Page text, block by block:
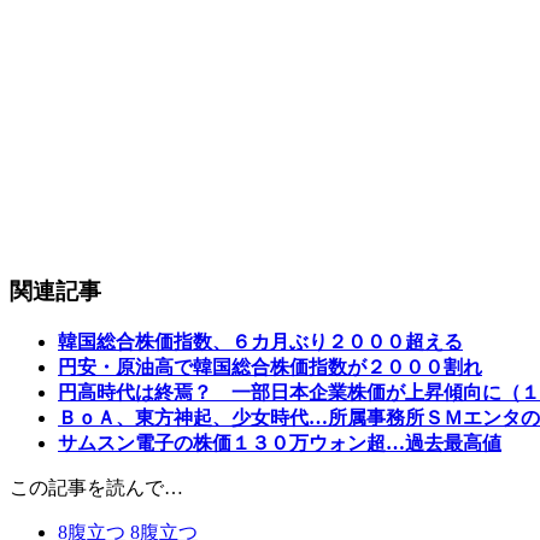
関連記事
韓国総合株価指数、６カ月ぶり２０００超える
円安・原油高で韓国総合株価指数が２０００割れ
円高時代は終焉？ 一部日本企業株価が上昇傾向に（１
ＢｏＡ、東方神起、少女時代…所属事務所ＳＭエンタ
サムスン電子の株価１３０万ウォン超…過去最高値
この記事を読んで…
8腹立つ 8腹立つ